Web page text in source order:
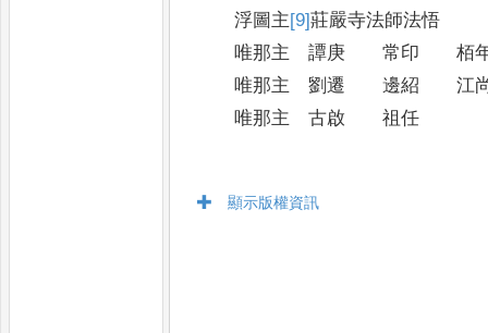
浮圖主[9]莊嚴寺法師法悟
唯那主 譚庚 常印 栢
唯那主 劉遷 邊紹 江
唯那主 古啟 祖任
顯示版權資訊